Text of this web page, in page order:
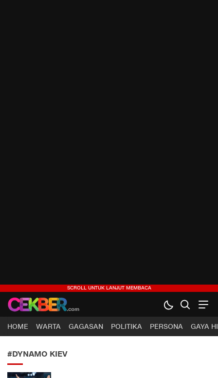
CEKBER
Berita Jelas, Analisis Cerdas
HOME WARTA GAGASAN POLITIKA PERSONA GAYA
#DYNAMO KIEV